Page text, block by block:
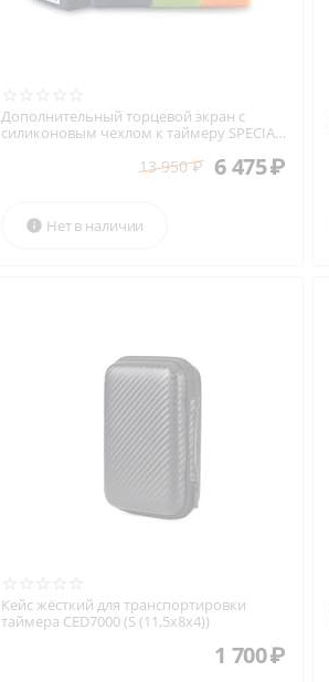
Дополнительный торцевой экран с
силиконовым чехлом к таймеру SPECIAL
13 950 ₽ 6 475₽
Нет в наличии

Кейс жёсткий для транспортировки
таймера CED7000 (S (11,5x8x4))
1 700₽